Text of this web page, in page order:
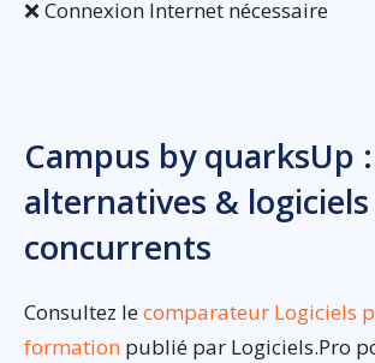
❌ Connexion Internet nécessaire
Campus by quarksUp :
alternatives & logiciels
concurrents
Consultez lecomparateur Logiciels
formation publié par Logiciels.Pro